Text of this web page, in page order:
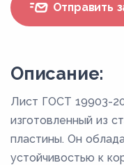
Отправить
Описание:
Лист ГОСТ 19903-
изготовленный из
пластины. Он
устойчивостью к